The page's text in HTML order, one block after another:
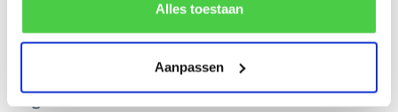
de correcte werking van de website kan verstoren.
Alles toestaan
Aanpassen
Nieuw paaseitje: Amandel